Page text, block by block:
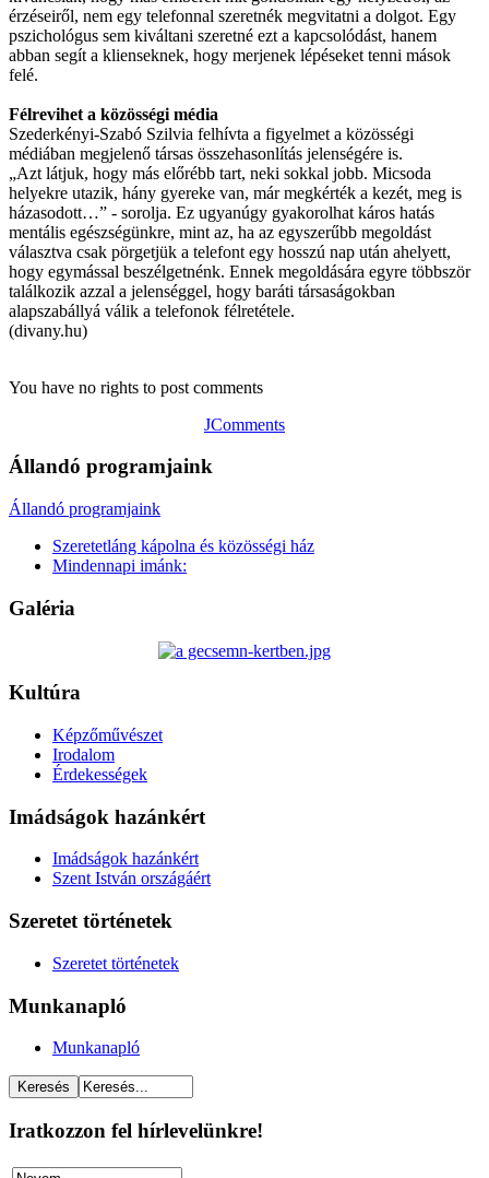
érzéseiről, nem egy telefonnal szeretnék megvitatni a dolgot. Egy
pszichológus sem kiváltani szeretné ezt a kapcsolódást, hanem
abban segít a klienseknek, hogy merjenek lépéseket tenni mások
felé.
Félrevihet a közösségi média
Szederkényi-Szabó Szilvia felhívta a figyelmet a közösségi
médiában megjelenő társas összehasonlítás jelenségére is.
„Azt látjuk, hogy más előrébb tart, neki sokkal jobb. Micsoda
helyekre utazik, hány gyereke van, már megkérték a kezét, meg is
házasodott…” - sorolja. Ez ugyanúgy gyakorolhat káros hatás
mentális egészségünkre, mint az, ha az egyszerűbb megoldást
választva csak pörgetjük a telefont egy hosszú nap után ahelyett,
hogy egymással beszélgetnénk. Ennek megoldására egyre többször
találkozik azzal a jelenséggel, hogy baráti társaságokban
alapszabállyá válik a telefonok félretétele.
(divany.hu)
You have no rights to post comments
JComments
Állandó programjaink
Állandó programjaink
Szeretetláng kápolna és közösségi ház
Mindennapi imánk:
Galéria
Kultúra
Képzőművészet
Irodalom
Érdekességek
Imádságok hazánkért
Imádságok hazánkért
Szent István országáért
Szeretet történetek
Szeretet történetek
Munkanapló
Munkanapló
Iratkozzon fel hírlevelünkre!